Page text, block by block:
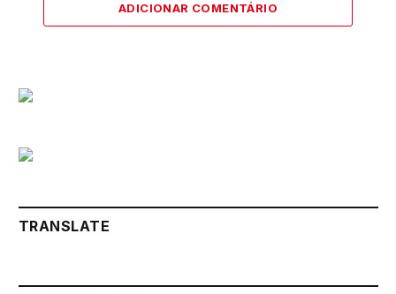
ADICIONAR COMENTÁRIO
TRANSLATE